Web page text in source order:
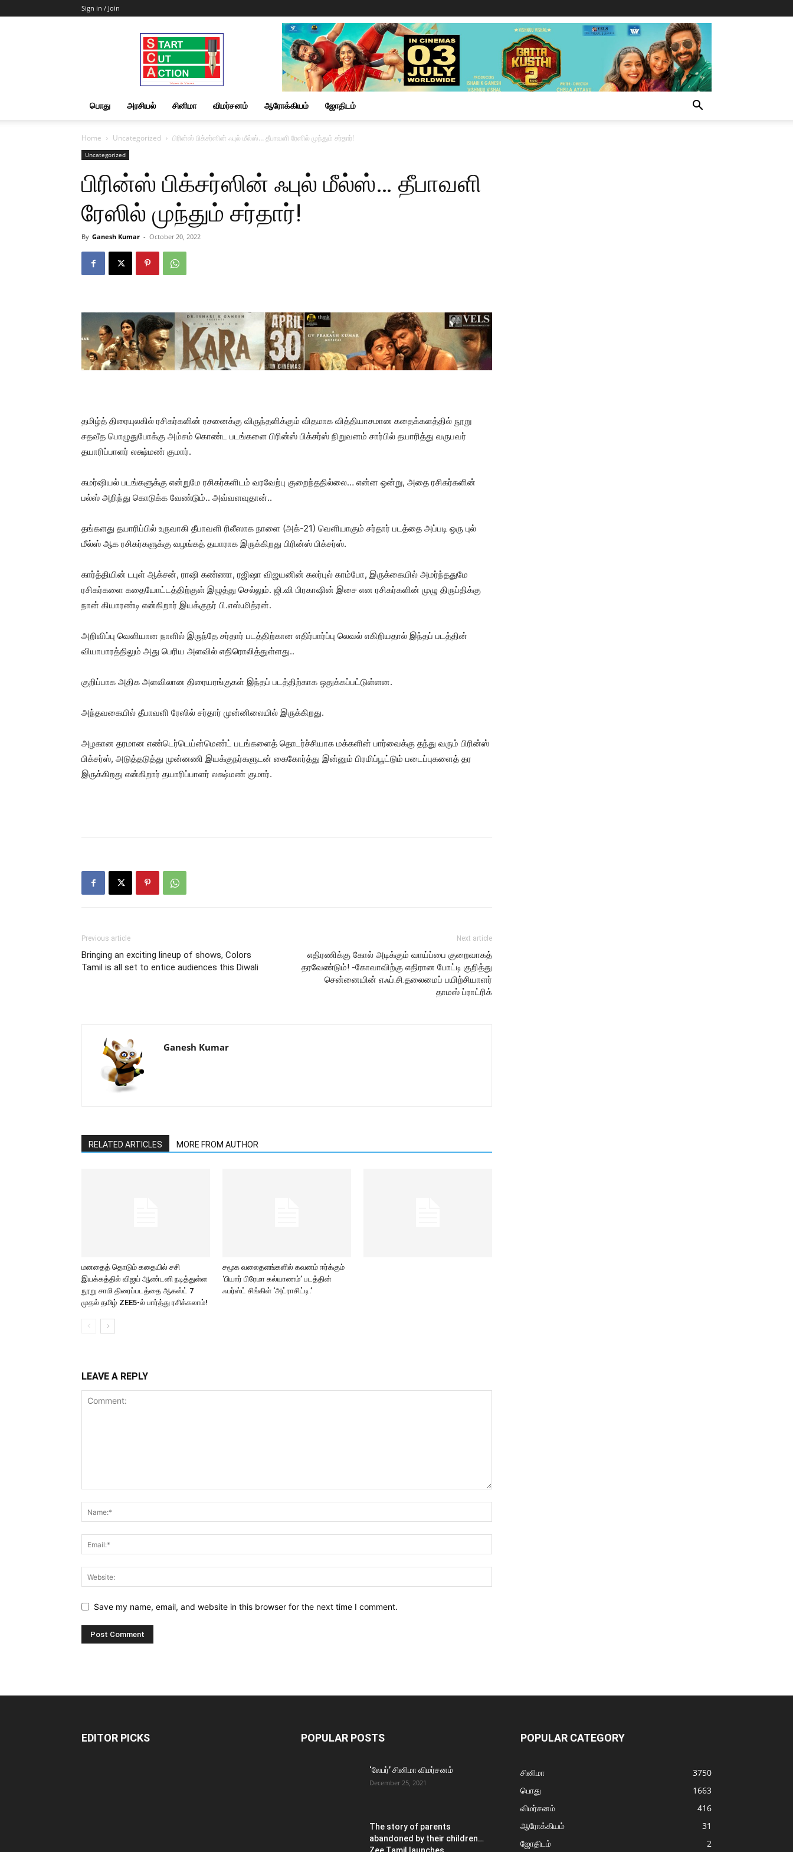
Sign in / Join
Start
Cut
Action
|
News
&
பொது அரசியல் சினிமா விமர்சனம் ஆரோக்கியம் ஜோதிடம்
Home Uncategorized பிரின்ஸ் பிக்சர்ஸின் ஃபுல் மீல்ஸ்… தீபாவளி ரேஸில் முந்தும் சர்தார்!
Uncategorized
பிரின்ஸ் பிக்சர்ஸின் ஃபுல் மீல்ஸ்… தீபாவளி
ரேஸில் முந்தும் சர்தார்!
By Ganesh Kumar - October 20, 2022
தமிழ்த் திரையுலகில் ரசிகர்களின் ரசனைக்கு விருந்தளிக்கும் விதமாக வித்தியாசமான கதைக்களத்தில் நூறு
சதவீத பொழுதுபோக்கு அம்சம் கொண்ட படங்களை பிரின்ஸ் பிக்சர்ஸ் நிறுவனம் சார்பில் தயாரித்து வருபவர்
தயாரிப்பாளர் லக்ஷ்மண் குமார்.
கமர்ஷியல் படங்களுக்கு என்றுமே ரசிகர்களிடம் வரவேற்பு குறைந்ததில்லை… என்ன ஒன்று, அதை ரசிகர்களின்
பல்ஸ் அறிந்து கொடுக்க வேண்டும்.. அவ்வளவுதான்..
தங்களது தயாரிப்பில் உருவாகி தீபாவளி ரிலீஸாக நாளை (அக்-21) வெளியாகும் சர்தார் படத்தை அப்படி ஒரு புல்
மீல்ஸ் ஆக ரசிகர்களுக்கு வழங்கத் தயாராக இருக்கிறது பிரின்ஸ் பிக்சர்ஸ்.
கார்த்தியின் டபுள் ஆக்சன், ராஷி கண்ணா, ரஜிஷா விஜயனின் கலர்புல் காம்போ, இருக்கையில் அமர்ந்ததுமே
ரசிகர்களை கதையோட்டத்திற்குள் இழுத்து செல்லும். ஜி.வி பிரகாஷின் இசை என ரசிகர்களின் முழு திருப்திக்கு
நான் கியாரண்டி என்கிறார் இயக்குநர் பி.எஸ்.மித்ரன்.
அறிவிப்பு வெளியான நாளில் இருந்தே சர்தார் படத்திற்கான எதிர்பார்ப்பு லெவல் எகிறியதால் இந்தப் படத்தின்
வியாபாரத்திலும் அது பெரிய அளவில் எதிரொலித்துள்ளது..
குறிப்பாக அதிக அளவிலான திரையரங்குகள் இந்தப் படத்திற்காக ஒதுக்கப்பட்டுள்ளன.
அந்தவகையில் தீபாவளி ரேஸில் சர்தார் முன்னிலையில் இருக்கிறது.
அழகான தரமான எண்டெர்டெய்ன்மெண்ட் படங்களைத் தொடர்ச்சியாக மக்களின் பார்வைக்கு தந்து வரும் பிரின்ஸ்
பிக்சர்ஸ், அடுத்தடுத்து முன்னணி இயக்குநர்களுடன் கைகோர்த்து இன்னும் பிரமிப்பூட்டும் படைப்புகளைத் தர
இருக்கிறது என்கிறார் தயாரிப்பாளர் லக்ஷ்மண் குமார்.
Previous article
Bringing an exciting lineup of shows, Colors
Tamil is all set to entice audiences this Diwali
Next article
எதிரணிக்கு கோல் அடிக்கும் வாய்ப்பை குறைவாகத்
தரவேண்டும்! -கோவாவிற்கு எதிரான போட்டி குறித்து
சென்னையின் எஃப்.சி.தலைமைப் பயிற்சியாளர்
தாமஸ் ப்ராட்ரிக்
Ganesh Kumar
RELATED ARTICLES MORE FROM AUTHOR
மனதைத் தொடும் கதையில் சசி
இயக்கத்தில் விஜய் ஆண்டனி நடித்துள்ள
நூறு சாமி திரைப்படத்தை ஆகஸ்ட் 7
முதல் தமிழ் ZEE5-ல் பார்த்து ரசிக்கலாம்!
சமூக வலைதளங்களில் கவனம் ஈர்க்கும்
‘பியார் பிரேமா கல்யாணம்’ படத்தின்
ஃபர்ஸ்ட் சிங்கிள் ‘அட்ராசிட்டி.’
LEAVE A REPLY
Save my name, email, and website in this browser for the next time I comment.
EDITOR PICKS POPULAR POSTS
‘லேபர்’ சினிமா விமர்சனம்
December 25, 2021
The story of parents
abandoned by their children…
Zee Tamil launches...
POPULAR CATEGORY
சினிமா
3750
பொது
1663
விமர்சனம்
416
ஆரோக்கியம்
31
ஜோதிடம்
2